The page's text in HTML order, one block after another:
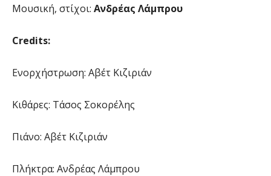
Μουσική, στίχοι: Ανδρέας Λάμπρου
Credits:
Ενορχήστρωση: Αβέτ Κιζιριάν
Κιθάρες: Τάσος Σοκορέλης
Πιάνο: Αβέτ Κιζιριάν
Πλήκτρα: Ανδρέας Λάμπρου